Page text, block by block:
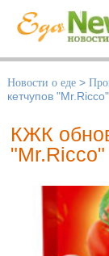
Новости о еде >
кетчупов "Mr.Ricco"
КЖК
"Mr.Ricco"